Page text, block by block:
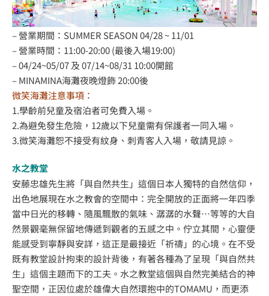
– 營業期間：SUMMER SEASON 04/28 ~ 11/01
– 營業時間：11:00-20:00 (最後入場19:00)
– 04/24~05/07 及 07/14~08/31 10:00開館
– MINAMINA海灘夜晚燈飾 20:00後
微笑海灘注意事項：
1.學齡前兒童及宿泊者可免費入場。
2.為避免發生危險，12歲以下兒童需有保護者一同入場。
3.微笑海灘恕不接受有紋身、刺青客人入場，敬請見諒。
水之教堂
安藤忠雄先生將「與自然共生」這個日本人獨特的自然信仰，
出色地展現在水之教會的空間中：完全開放的正面將一年四季
當中日光的移轉、隨風飄散的氣味、潺潺的水聲…等等的大自
然景觀毫無保留地傳遞到觀者的五感之中。佇立其間，心靈便
能感受到寧靜與安詳，這正是最接近「祈禱」的心境。在不受
既有教堂設計拘束的設計背後，有著各種為了呈現「與自然共
生」這個主題而下的工夫。水之教堂這個與自然完美結合的神
聖空間，正因位處於雄偉大自然環抱中的TOMAMU，而更添